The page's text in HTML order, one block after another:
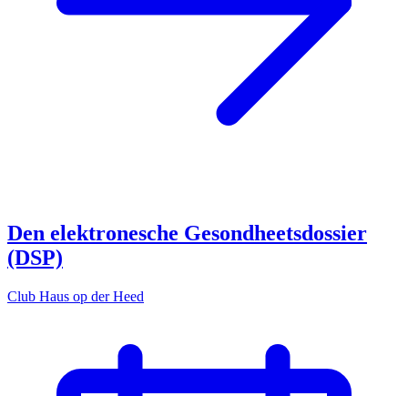
Den elektronesche Gesondheetsdossier
(DSP)
Club Haus op der Heed